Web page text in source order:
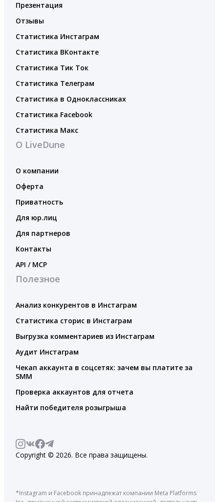
Презентация
Отзывы
Статистика Инстаграм
Статистика ВКонтакте
Статистика Тик Ток
Статистика Телеграм
Статистика в Одноклассниках
Статистика Facebook
Статистика Макс
О LiveDune
О компании
Оферта
Приватность
Для юр.лиц
Для партнеров
Контакты
API / MCP
Полезное
Анализ конкурентов в Инстаграм
Статистика сторис в Инстаграм
Выгрузка комментариев из Инстаграм
Аудит Инстаграм
Чекап аккаунта в соцсетях: зачем вы платите за
SMM
Проверка аккаунтов для отчета
Найти победителя розыгрыша
Copyright © 2026. Все права защищены.
*Instagram и Facebook принадлежат компании Meta Platforms